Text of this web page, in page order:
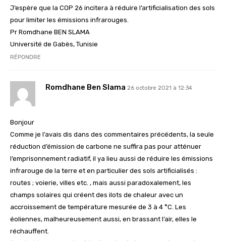
J’espère que la COP 26 incitera à réduire l’artificialisation des sols
pour limiter les émissions infrarouges.
Pr Romdhane BEN SLAMA
Université de Gabès, Tunisie
RÉPONDRE
Romdhane Ben Slama 26 octobre 2021 à 12:34
Bonjour
Comme je l’avais dis dans des commentaires précédents, la seule
réduction d’émission de carbone ne suffira pas pour atténuer
l’emprisonnement radiatif, il ya lieu aussi de réduire les émissions
infrarouge de la terre et en particulier des sols artificialisés :
routes ; voierie, villes etc. , mais aussi paradoxalement, les
champs solaires qui créent des ilots de chaleur avec un
accroissement de température mesurée de 3 à 4 °C. Les
éoliennes, malheureusement aussi, en brassant l’air, elles le
réchauffent.